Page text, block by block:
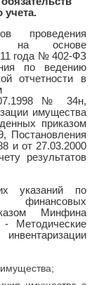
учета.
проведения
на основе
года № 402-ФЗ
по ведению
отчетности в
№ 34н,
имущества
приказом
Постановления
и от 27.03.2000
результатов
указаний по
финансовых
Минфина
Методические